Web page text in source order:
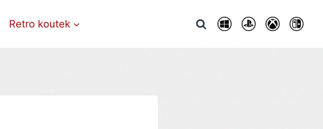
Retro koutek